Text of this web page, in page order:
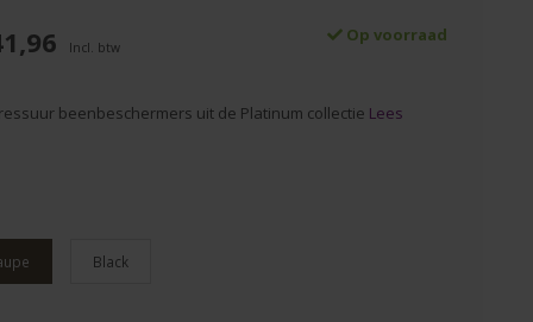
Incl. btw
Op voorraad
beenbeschermers uit de Platinum collectie Lees
Black